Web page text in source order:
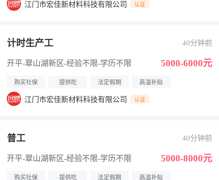
江门市宏佳新材料科技有限公司 认证
计时生产工 40分钟前
开平-翠山湖新区-经验不限-学历不限 5000-6000元
购买社保 提供吃 法定假期 高温补贴
江门市宏佳新材料科技有限公司 认证
普工 40分钟前
开平-翠山湖新区-经验不限-学历不限 5000-8000元
购买社保 提供吃 法定假期 高温补贴